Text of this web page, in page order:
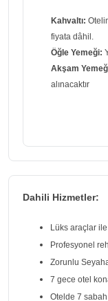
Kahvaltı:
fiyata dâhil.
Öğle Yemeği:
Akşam
alınacaktır
Dahili Hizmetler:
Lüks araçlar ile
Profesyonel
Zorunlu
7 gece otel
Otelde 7 sabah